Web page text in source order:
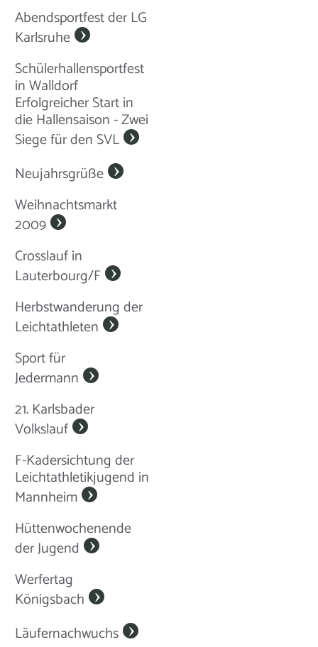
Abendsportfest der LG
Karlsruhe
Schülerhallensportfest
in Walldorf
Erfolgreicher Start in
die Hallensaison - Zwei
Siege für den SVL
Neujahrsgrüße
Weihnachtsmarkt
2009
Crosslauf in
Lauterbourg/F
Herbstwanderung der
Leichtathleten
Sport für
Jedermann
21. Karlsbader
Volkslauf
F-Kadersichtung der
Leichtathletikjugend in
Mannheim
Hüttenwochenende
der Jugend
Werfertag
Königsbach
Läufernachwuchs